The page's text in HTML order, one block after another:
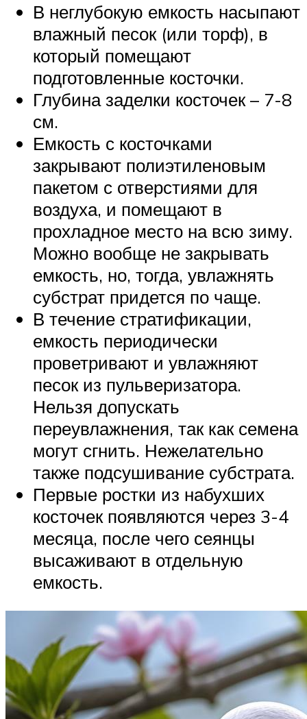
В неглубокую емкость насыпают
влажный песок (или торф), в
который помещают
подготовленные косточки.
Глубина заделки косточек – 7-8
см.
Емкость с косточками
закрывают полиэтиленовым
пакетом с отверстиями для
воздуха, и помещают в
прохладное место на всю зиму.
Можно вообще не закрывать
емкость, но, тогда, увлажнять
субстрат придется по чаще.
В течение стратификации,
емкость периодически
проветривают и увлажняют
песок из пульверизатора.
Нельзя допускать
переувлажнения, так как семена
могут сгнить. Нежелательно
также подсушивание субстрата.
Первые ростки из набухших
косточек появляются через 3-4
месяца, после чего сеянцы
высаживают в отдельную
емкость.